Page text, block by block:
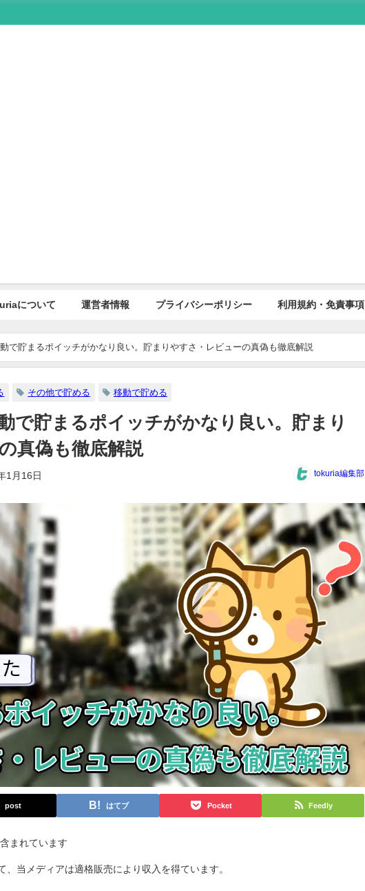
について 運営者情報 プライバシーポリシー 利用規約・免責事項
動で貯まるポイッチがかなり良い。貯まりやすさ・レビューの真偽も徹底解説
その他で貯める 移動で貯める
で貯まるポイッチがかなり良い。貯まり
真偽も徹底解説
1月16日 tokuria編集部
post はてブ Pocket Feedly
まれています
当メディアは適格販売により収入を得ています。